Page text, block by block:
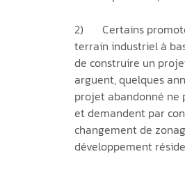
2)	Certains promoteurs achètent un
terrain industriel à
de construire un
arguent, quelques
projet abandonné ne
et demandent par
changement de
développement